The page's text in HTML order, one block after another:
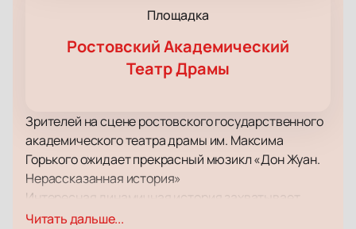
Площадка
Ростовский Академический
Театр Драмы
Зрителей на сцене ростовского государственного
академического театра драмы им. Максима
Горького ожидает прекрасный мюзикл «Дон Жуан.
Нерассказанная история»
Интересная динамичная история захватывает
внимание зрителей с первых минут спектакля.
Читать дальше...